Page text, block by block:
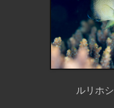
ルリホ